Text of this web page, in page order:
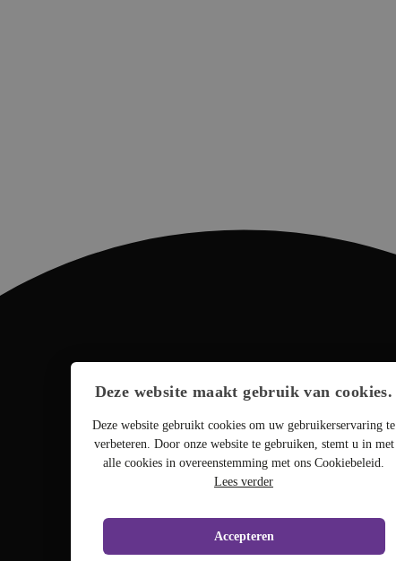
Deze website maakt gebruik van cookies.
Deze website gebruikt cookies om uw gebruikerservaring te
verbeteren. Door onze website te gebruiken, stemt u in met
alle cookies in overeenstemming met ons Cookiebeleid.
Lees verder
Accepteren